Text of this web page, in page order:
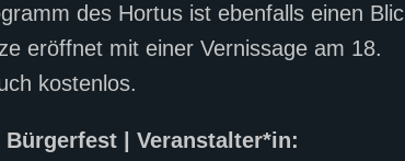
des Hortus ist ebenfalls einen
eröffnet mit einer Vernissage am 18.
kostenlos.
| Veranstalter*in: